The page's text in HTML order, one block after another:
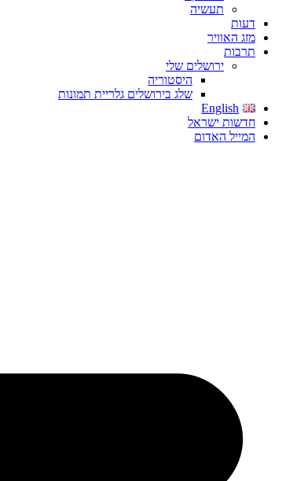
תעשיה
דעות
מזג האוויר
תרבות
ירושלים שלי
היסטוריה
שלג בירושלים גלריית תמונות
English
חדשות ישראל
המייל האדום